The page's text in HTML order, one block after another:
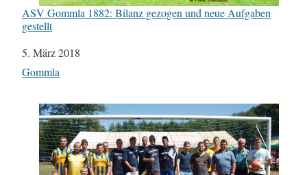
ASV Gommla 1882: Bilanz gezogen und neue Aufgaben
gestellt
Datum
5. März 2018
In Bezug auf
Gommla